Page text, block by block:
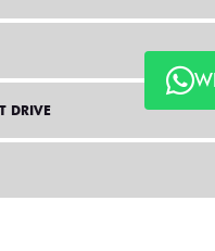
DRIVE